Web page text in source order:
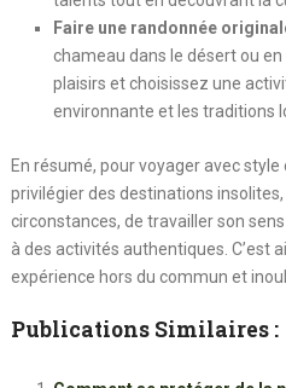
Faire une randonnée
chameau dans le désert ou
plaisirs et choisissez une
environnante et les traditions
En résumé, pour voyager avec
privilégier des destinations
circonstances, de travailler son
à des activités authentiques. C’est
expérience hors du commun et
Publications Similaires :